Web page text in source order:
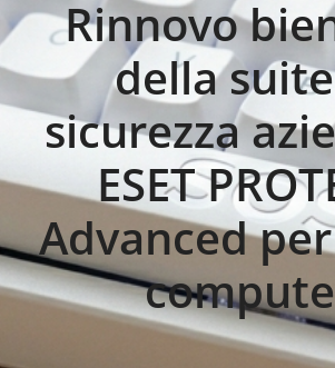
Rinnovo
della
sicurezza
ESET
Advanced